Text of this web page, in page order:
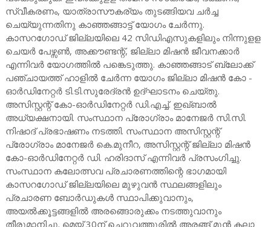
സ്വീകരണം, യാത്രാസൗകര്യം തുടങ്ങിയവ ചർച്ച
ചെയ്യുന്നതിനു കാഞ്ഞങ്ങാട്ട് യോഗം ചേർന്നു.
കാസറഗോഡ് ജില്ലയിലെ 42 സിഡിഎസുകളിലും നിന്നുളള
ചെയർ പേഴ്സൺ, അക്കൗണ്ടന്റ്, ജില്ലാ മിഷൻ ജീവനക്കാർ
എന്നിവർ യോഗത്തിൽ പങ്കെടുത്തു. കാഞ്ഞങ്ങാട് ബ്ലോക്ക്
പഞ്ചായത്ത് ഹാളിൽ ചേർന്ന യോഗം ജില്ലാ മിഷൻ കോ -
ഓർഡിനേറ്റർ ടി.ടി.സുരേദ്രൻ ഉദ്ഘാടനം ചെയ്തു.
അസിസ്റ്റന്റ് കോ-ഓർഡിനേറ്റർ ഡി.എച്ച്. ഇഖ്‌ബാൽ
അധ്യക്ഷനായി. സംസ്ഥാന പ്രോഗ്രാം മാനേജർ സി.സി.
നിഷാദ് പ്രഭാഷണം നടത്തി. സംസ്ഥാന അസിസ്റ്റന്റ്
പ്രോഗ്രാം മാനേജർ കെ.മുനീറ, അസിസ്റ്റന്റ് ജില്ലാ മിഷൻ
കോ-ഓർഡിനേറ്റർ ഡി. ഹരിദാസ് എന്നിവർ പ്രസംഗിച്ചു.
സംസ്ഥാന കലോത്സവ പ്രചാരണത്തിന്റെ ഭാഗമായി
കാസറഗോഡ് ജില്ലയിലെ മുഴുവൻ സ്ഥലങ്ങളിലും
പ്രചാരണ ബോർഡുകൾ സ്ഥാപിക്കുവാനും,
അയൽക്കൂട്ടങ്ങളിൽ അരങ്ങൊരുക്കം നടത്തുവാനും
തീരുമാനിച്ചു. മെയ് 30ന് ചെറുവത്തൂരിൽ അരങ്ങ് മുൻ കലാ